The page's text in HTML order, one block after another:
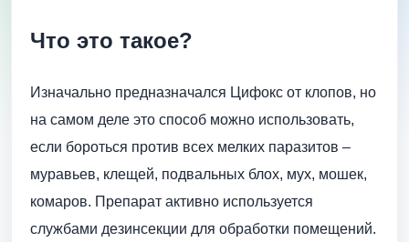
Что это такое?
Изначально предназначался Цифокс от клопов, но
на самом деле это способ можно использовать,
если бороться против всех мелких паразитов –
муравьев, клещей, подвальных блох, мух, мошек,
комаров. Препарат активно используется
службами дезинсекции для обработки помещений.